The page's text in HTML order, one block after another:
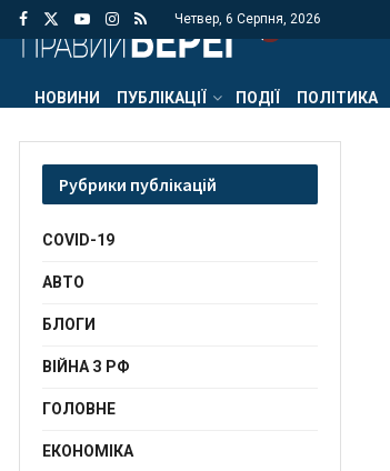
Четвер, 6 Серпня, 2026
НОВИНИ ПУБЛІКАЦІЇ ПОДІЇ ПОЛІТИКА
Рубрики публікацій
COVID-19
АВТО
БЛОГИ
ВІЙНА З РФ
ГОЛОВНЕ
ЕКОНОМІКА